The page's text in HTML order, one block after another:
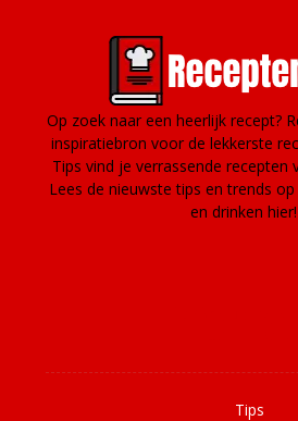
Op zoek naar een heerlijk recept?
inspiratiebron voor de lekkerste
Tips vind je verrassende recepten
Lees de nieuwste tips en trends
en drinken hier!
Tips